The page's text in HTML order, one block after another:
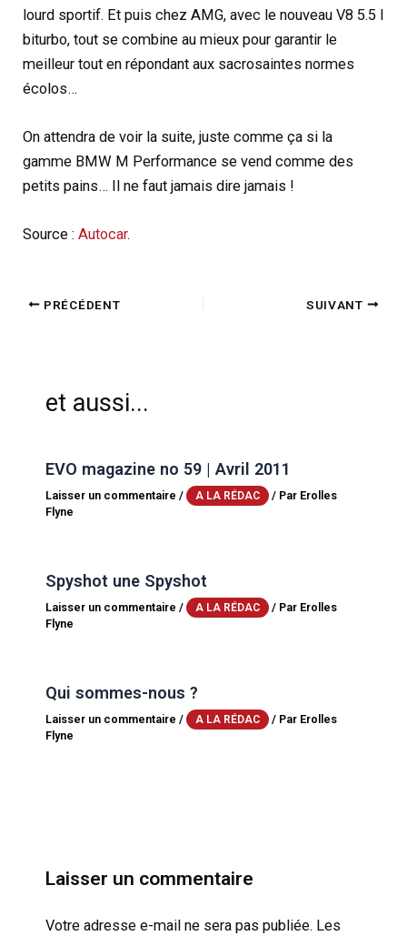
lourd sportif. Et puis chez AMG, avec le nouveau V8 5.5 l
biturbo, tout se combine au mieux pour garantir le
meilleur tout en répondant aux sacrosaintes normes
écolos…
On attendra de voir la suite, juste comme ça si la
gamme BMW M Performance se vend comme des
petits pains… Il ne faut jamais dire jamais !
Source :Autocar.
PRÉCÉDENT SUIVANT
et aussi...
EVO magazine no 59 | Avril 2011
Laisser un commentaire / A LA RÉDAC / Par Erolles
Flyne
Spyshot une Spyshot
Laisser un commentaire / A LA RÉDAC / Par Erolles
Flyne
Qui sommes-nous ?
Laisser un commentaire / A LA RÉDAC / Par Erolles
Flyne
Laisser un commentaire
Votre adresse e-mail ne sera pas publiée. Les